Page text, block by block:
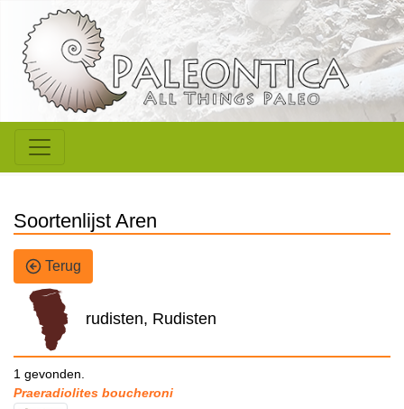
Soortenlijst Aren
Terug
rudisten, Rudisten
1 gevonden.
Praeradiolites boucheroni